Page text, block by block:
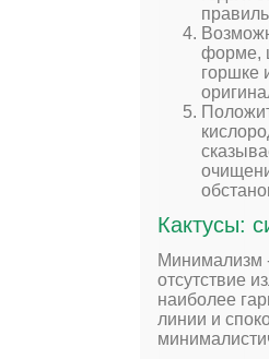
форме,
горшке
Кактусы:
Минимализм
отсутствие
наиболее
линии и